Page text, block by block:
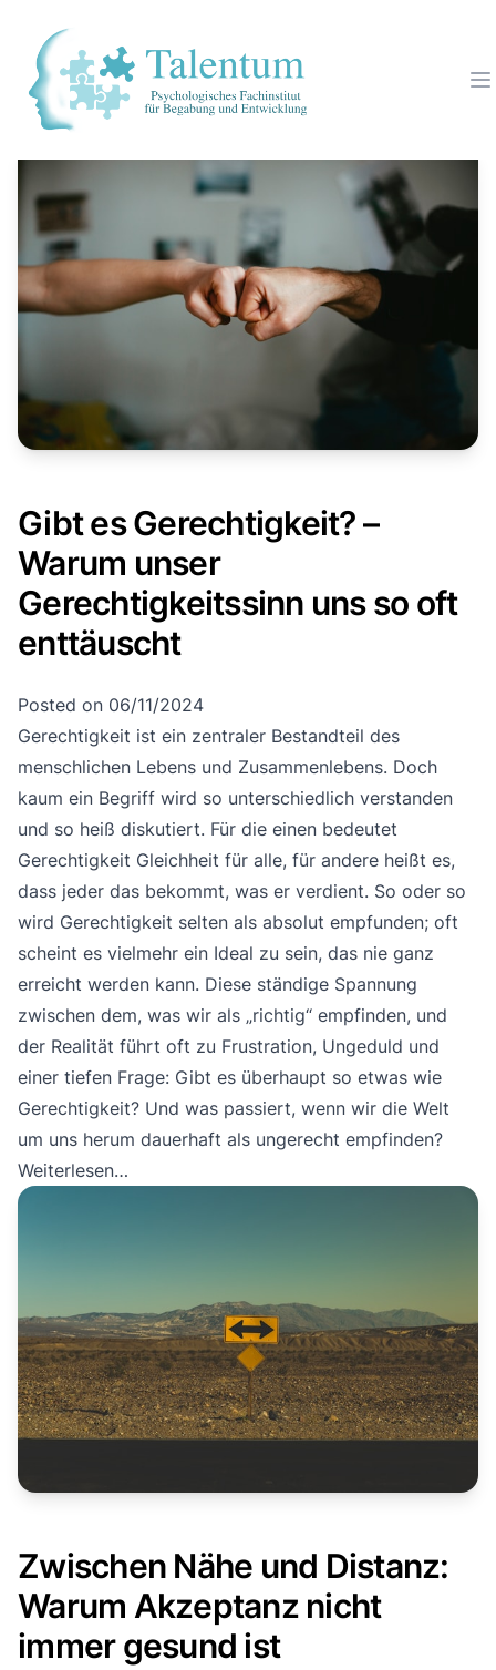
Gibt es Gerechtigkeit? –
Warum unser
Gerechtigkeitssinn uns so oft
enttäuscht
Posted on 06/11/2024
Gerechtigkeit ist ein zentraler Bestandteil des
menschlichen Lebens und Zusammenlebens. Doch
kaum ein Begriff wird so unterschiedlich verstanden
und so heiß diskutiert. Für die einen bedeutet
Gerechtigkeit Gleichheit für alle, für andere heißt es,
dass jeder das bekommt, was er verdient. So oder so
wird Gerechtigkeit selten als absolut empfunden; oft
scheint es vielmehr ein Ideal zu sein, das nie ganz
erreicht werden kann. Diese ständige Spannung
zwischen dem, was wir als „richtig“ empfinden, und
der Realität führt oft zu Frustration, Ungeduld und
einer tiefen Frage: Gibt es überhaupt so etwas wie
Gerechtigkeit? Und was passiert, wenn wir die Welt
um uns herum dauerhaft als ungerecht empfinden?
Weiterlesen…
Zwischen Nähe und Distanz:
Warum Akzeptanz nicht
immer gesund ist